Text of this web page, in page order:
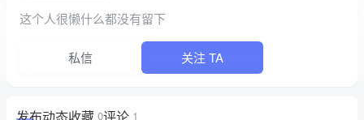
这个人很懒什么都没有留下
私信 关注 TA
发布动态收藏 0评论 1